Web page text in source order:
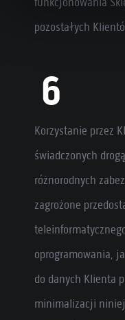
pozostałych
Korzystanie przez
świadczonych
różnorodnych
zagrożone
oprogramowania,
do danych Klienta
minimalizacji